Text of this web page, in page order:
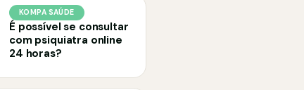
KOMPA SAÚDE
É possível se consultar
com psiquiatra online
24 horas?